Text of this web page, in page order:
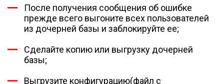
После получения сообщения об ошибке
прежде всего выгоните всех пользователей
из дочерней базы и заблокируйте ее;
Сделайте копию или выгрузку дочерней
базы;
Выгрузите конфигурацию(файл с